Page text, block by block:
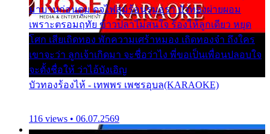
มาบานก่อนตูม ดุจไฟสุมร้อนรุมอุรา บัวทองผ่ายผอม
เพราะตรอมฤทัย ข้าวปลาไม่สนใจ ร้องไห้ลูกเดียว หยุด
โศก เสียเถิดทอง พักความเศร้าหมอง เถิดทองจ๋า ถึงใคร
เขาจะว่า ลูกเจ้าเกิดมา จะชื่อว่าไง พี่ขอเป็นเพื่อนปลอบใจ
จะตั้งชื่อให้ ว่าไอ้บังเอิญ
บัวทองร้องไห้ - เทพพร เพชรอุบล(KARAOKE)
116 views • 06.07.2569